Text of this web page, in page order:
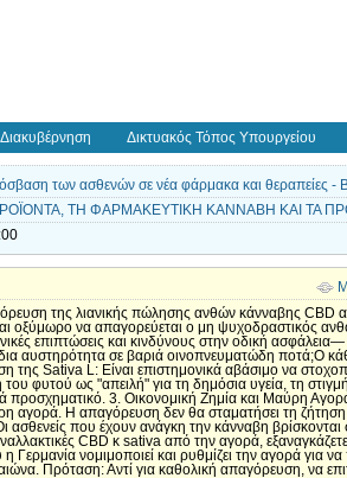
Δικτυακός Τόπος Υπουργείου
των ασθενών σε νέα φάρμακα και θεραπείες -
ΤΗ ΦΑΡΜΑΚΕΥΤΙΚΗ ΚΑΝΝΑΒΗ KAI TA
της λιανικής πώλησης ανθών κάνναβης CBD
οξύμωρο να απαγορεύεται ο μη ψυχοδραστικός
επιπτώσεις και κινδύνους στην οδική
αυστηρότητα σε βαριά οινοπνευματώδη ποτά;Ο
Sativa L: Είναι επιστημονικά αβάσιμο να
του φυτού ως "απειλή" για τη δημόσια υγεία, τη
προσχηματικό. 3. Οικονομική Ζημία και Μαύρη
αγορά. Η απαγόρευση δεν θα σταματήσει τη
που έχουν ανάγκη την κάνναβη βρίσκονται
CBD κ sativa από την αγορά,
νομιμοποιεί και ρυθμίζει την αγορά για να
Πρόταση: Αντί για καθολική απαγόρευση, να